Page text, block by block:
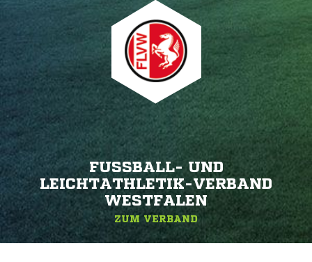
FUSSBALL- UND L
EICHTATHLETIK-VERBAND W
ESTFALEN
ZUM VERBAND